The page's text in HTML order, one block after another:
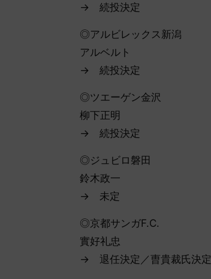
→ 続投決定
◎アルビレックス新潟
アルベルト
→ 続投決定
◎ツエーゲン金沢
柳下正明
→ 続投決定
◎ジュビロ磐田
鈴木政一
→ 未定
◎京都サンガF.C.
實好礼忠
→ 退任決定／曺貴裁氏決定